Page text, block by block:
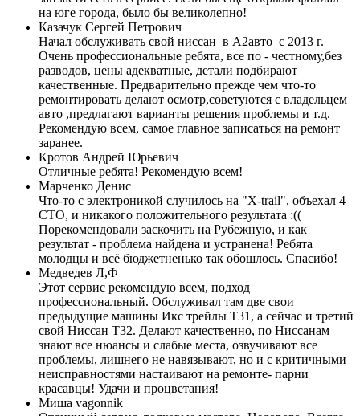
на юге города, было бы великолепно!
Казачук Сергей Петрович
Начал обслуживать свой ниссан в А2авто с 2013 г.
Очень профессиональные ребята, все по - честному,без
разводов, цены адекватные, детали подбирают
качественные. Предварительно прежде чем что-то
ремонтировать делают осмотр,советуются с владельцем
авто ,предлагают варианты решения проблемы и т.д.
Рекомендую всем, самое главное записаться на ремонт
заранее.
Кротов Андрей Юрьевич
Отличные ребята! Рекомендую всем!
Марченко Денис
Что-то с электроникой случилось на "X-trail", объехал 4
СТО, и никакого положительного результата :((
Порекомендовали заскочить на Рубежную, и как
результат - проблема найдена и устранена! Ребята
молодцы и всё бюджетненько так обошлось. Спасибо!
Медведев Л,Ф
Этот сервис рекомендую всем, подход
профессиональный. Обслуживал там две свои
предыдущие машины Икс трейлы Т31, а сейчас и третий
свой Ниссан Т32. Делают качественно, по Ниссанам
знают все нюансы и слабые места, озвучивают все
проблемы, лишнего не навязывают, но и с критичными
неисправностями настаивают на ремонте- парни
красавцы! Удачи и процветания!
Миша vagonnik